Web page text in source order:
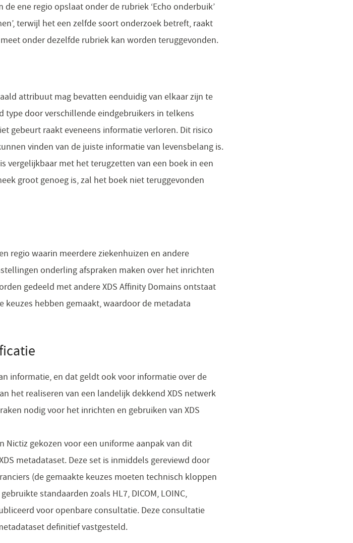
ene regio opslaat onder de rubriek ‘Echo onderbuik’
terwijl het een zelfde soort onderzoek betreft, raakt
onder dezelfde rubriek kan worden teruggevonden.
attribuut mag bevatten eenduidig van elkaar zijn te
type door verschillende eindgebruikers in telkens
gebeurt raakt eveneens informatie verloren. Dit risico
vinden van de juiste informatie van levensbelang is.
vergelijkbaar met het terugzetten van een boek in een
groot genoeg is, zal het boek niet teruggevonden
regio waarin meerdere ziekenhuizen en andere
onderling afspraken maken over het inrichten
gedeeld met andere XDS Affinity Domains ontstaat
keuzes hebben gemaakt, waardoor de metadata
informatie, en dat geldt ook voor informatie over de
het realiseren van een landelijk dekkend XDS netwerk
nodig voor het inrichten en gebruiken van XDS
Nictiz gekozen voor een uniforme aanpak van dit
metadataset. Deze set is inmiddels gereviewd door
(de gemaakte keuzes moeten technisch kloppen
standaarden zoals HL7, DICOM, LOINC,
voor openbare consultatie. Deze consultatie
definitief vastgesteld.